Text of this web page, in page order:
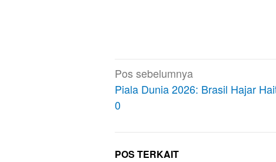
Navigasi
pos
Pos sebelumnya
Piala Dunia 2026: Brasil Hajar
0
POS TERKAIT